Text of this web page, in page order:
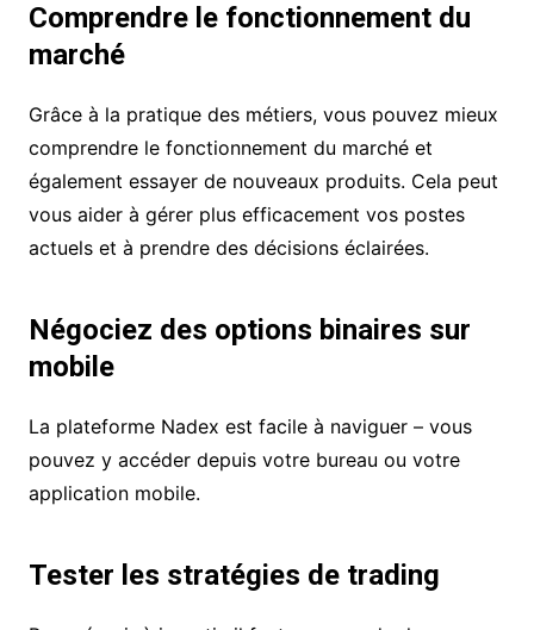
Comprendre le fonctionnement du
marché
Grâce à la pratique des métiers, vous pouvez mieux
comprendre le fonctionnement du marché et
également essayer de nouveaux produits. Cela peut
vous aider à gérer plus efficacement vos postes
actuels et à prendre des décisions éclairées.
Négociez des options binaires sur
mobile
La plateforme Nadex est facile à naviguer – vous
pouvez y accéder depuis votre bureau ou votre
application mobile.
Tester les stratégies de trading